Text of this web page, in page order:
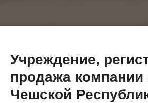
Учреждение,
продажа компании
Чешской